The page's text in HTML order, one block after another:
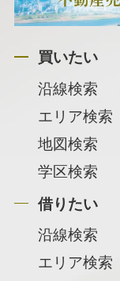
買いたい
沿線検索
エリア検索
地図検索
学区検索
借りたい
沿線検索
エリア検索